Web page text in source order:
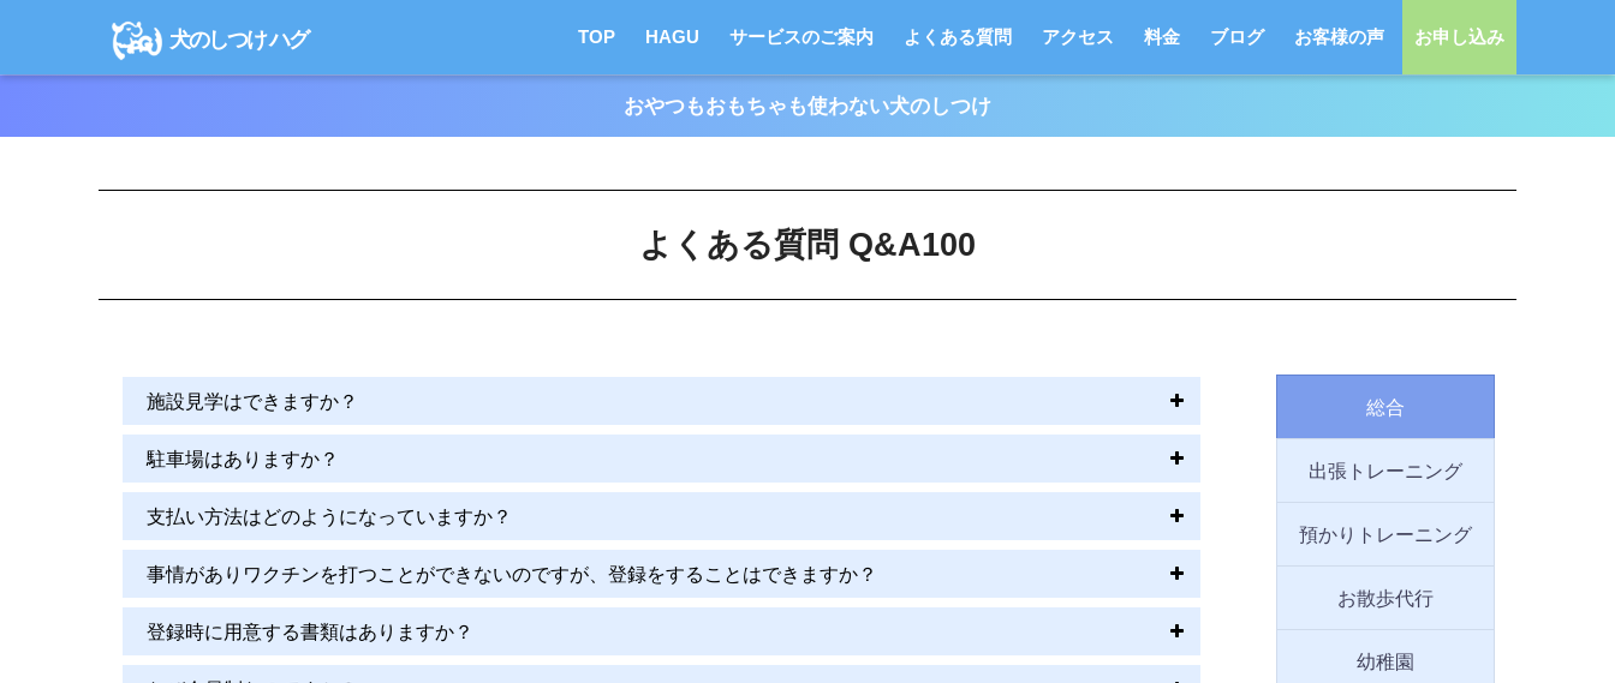
犬のしつけ ハグ TOP HAGU サービスのご案内 よくある質問 アクセス 料金 ブログ お客様の声 お申し込み
おやつもおもちゃも使わない犬のしつけ
よくある質問 Q&A100
総合
出張トレーニング
預かりトレーニング
お散歩代行
幼稚園
施設見学はできますか？
駐車場はありますか？
支払い方法はどのようになっていますか？
事情がありワクチンを打つことができないのですが、登録をすることはできますか？
登録時に用意する書類はありますか？